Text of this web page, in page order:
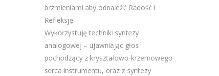
brzmieniami aby odnaleźć Radość i
Refleksję.
Wykorzystuję techniki syntezy
analogowej – ujawniając głos
pochodzący z kryształowo-krzemowego
serca instrumentu, oraz z syntezy